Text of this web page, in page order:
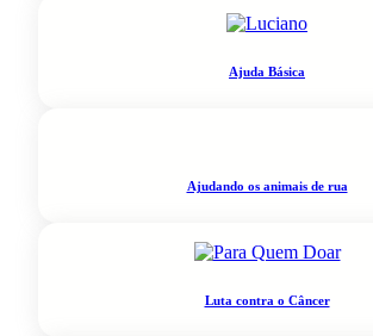
Ajuda Básica
Ajudando os animais de rua
Luta contra o Câncer